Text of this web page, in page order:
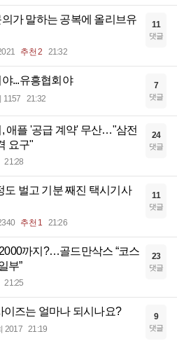
가 말하는 공복에 올리브유
추천 2 21:32
11
댓글
...유흥협회야
1157 21:32
7
댓글
애플 '공급 계약' 무산…"삼전
요구"
21:28
24
댓글
도 벌고 기분 째진 택시기사
추천 1 21:26
11
댓글
까지?…골드만삭스 “코스
부”
21:25
23
댓글
이즈는 얼마나 되시나요?
2017 21:19
9
댓글